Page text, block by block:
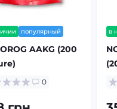
популярный
AAKG (200
0
в